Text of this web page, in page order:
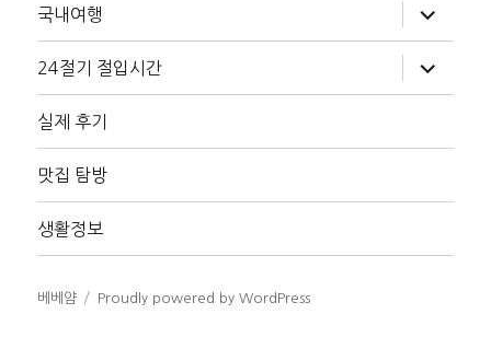
확
장
국내여행
위
메
확
장
24절기 절입시간
위
메
장
실제 후기
맛집 탐방
생활정보
베베얌 Proudly powered by WordPress